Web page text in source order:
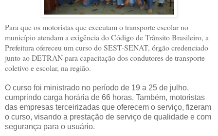
Para que os motoristas que executam o transporte escolar no
município atendam a exigência do Código de Trânsito Brasileiro, a
Prefeitura ofereceu um curso do SEST-SENAT, órgão credenciado
junto ao DETRAN para capacitação dos condutores de transporte
coletivo e escolar, na região.
O curso foi ministrado no período de 19 a 25 de julho,
cumprindo carga horária de 66 horas. Também, motoristas
das empresas terceirizadas que oferecem o serviço, fizeram
o curso, visando a prestação de serviço de qualidade e com
segurança para o usuário.